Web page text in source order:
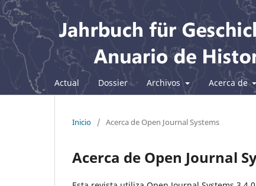
Actual Dossier Archivos Acerca de
Inicio / Acerca de Open Journal Systems
Acerca de Open Journal